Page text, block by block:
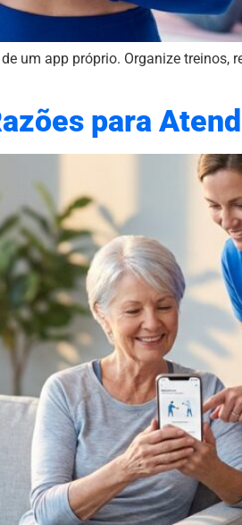
um app próprio. Organize
para